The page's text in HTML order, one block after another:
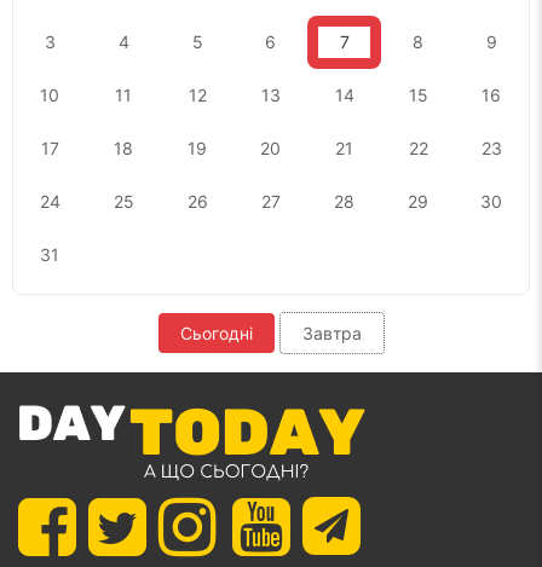
3 4 5 6 7 8 9
10 11 12 13 14 15 16
17 18 19 20 21 22 23
24 25 26 27 28 29 30
31
Сьогодні Завтра